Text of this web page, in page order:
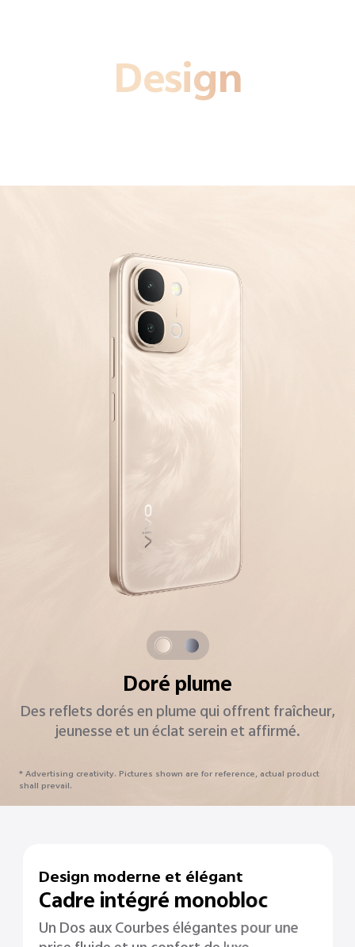
Design
Gris étoilé
Un classique moderne avec une touche étoilée et
un design intemporel.
* Advertising creativity. Pictures shown are for reference, actual product
shall prevail.
Design moderne et élégant
Cadre intégré monobloc
Un Dos aux Courbes élégantes pour une